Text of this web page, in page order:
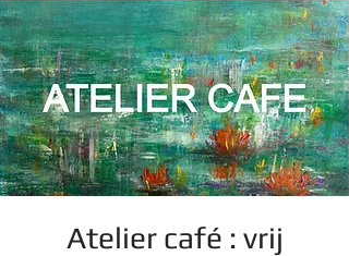
Atelier café : vrij